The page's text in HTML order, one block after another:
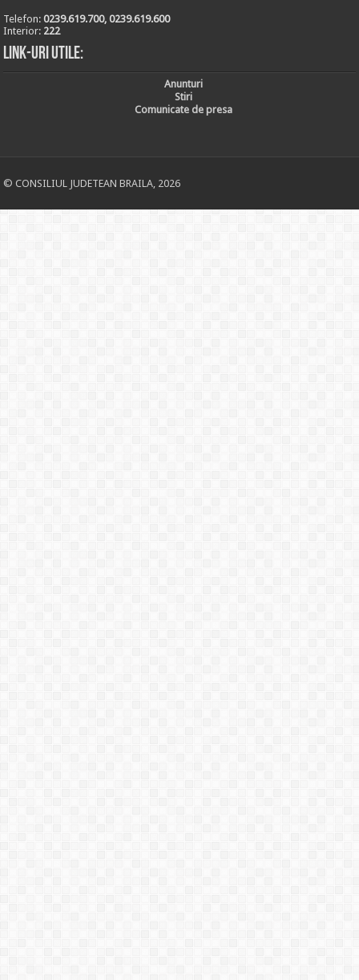
Telefon:0239.619.700, 0239.619.600
Interior: 222
Link-uri utile:
Anunturi
Stiri
Comunicate de presa
© CONSILIUL JUDETEAN BRAILA, 2026